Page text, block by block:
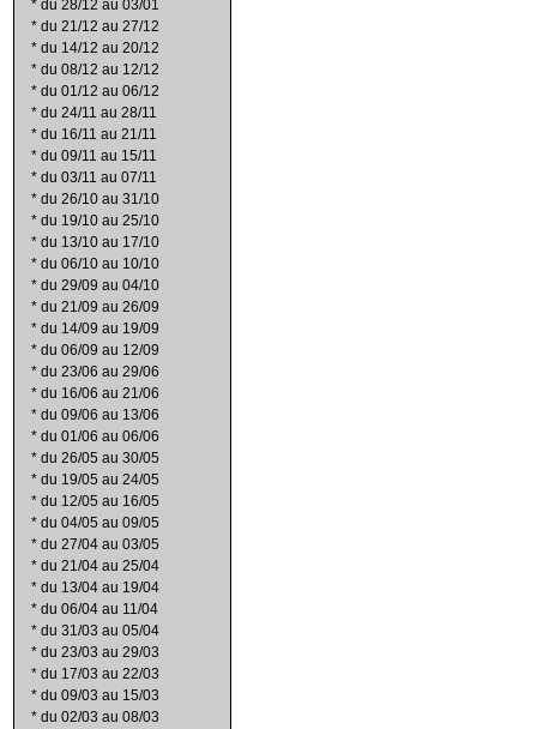
* du 28/12 au 03/01
* du 21/12 au 27/12
* du 14/12 au 20/12
* du 08/12 au 12/12
* du 01/12 au 06/12
* du 24/11 au 28/11
* du 16/11 au 21/11
* du 09/11 au 15/11
* du 03/11 au 07/11
* du 26/10 au 31/10
* du 19/10 au 25/10
* du 13/10 au 17/10
* du 06/10 au 10/10
* du 29/09 au 04/10
* du 21/09 au 26/09
* du 14/09 au 19/09
* du 06/09 au 12/09
* du 23/06 au 29/06
* du 16/06 au 21/06
* du 09/06 au 13/06
* du 01/06 au 06/06
* du 26/05 au 30/05
* du 19/05 au 24/05
* du 12/05 au 16/05
* du 04/05 au 09/05
* du 27/04 au 03/05
* du 21/04 au 25/04
* du 13/04 au 19/04
* du 06/04 au 11/04
* du 31/03 au 05/04
* du 23/03 au 29/03
* du 17/03 au 22/03
* du 09/03 au 15/03
* du 02/03 au 08/03